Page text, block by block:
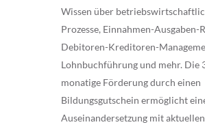
Wissen über
Prozesse, Einnahmen-Ausgaben-
Debitoren-Kreditoren-
Lohnbuchführung und mehr. Die
monatige Förderung durch einen
Bildungsgutschein ermöglicht
Auseinandersetzung mit aktuellen